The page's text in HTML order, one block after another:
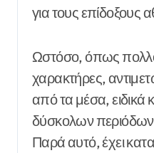
για τους επίδοξους
Ωστόσο, όπως
χαρακτήρες,
από τα μέσα, ειδικά
δύσκολων
Παρά αυτό, έχει